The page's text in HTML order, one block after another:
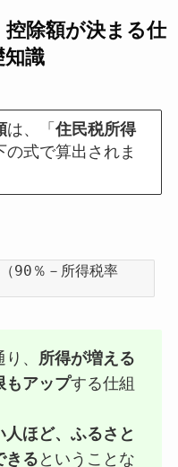
控除額が決まる仕
知識
は、「住民税所得
の式で算出されま
90％－所得税率
、 所得が増える
もアップする仕組
人ほど、ふるさと
きる ということな